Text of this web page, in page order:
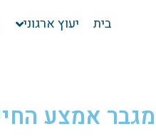
בית יעוץ ארגוני
מגבר אמצע